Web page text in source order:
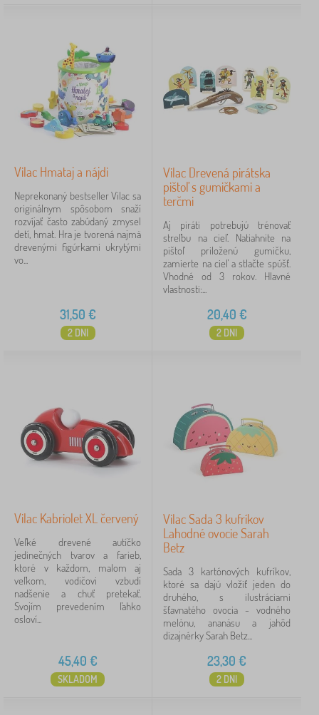
ADEKO®
PASTELOWE LOVE®
9
VYLEN
6
viac >
FILTROVANIE
Vilac Hmataj a nájdi
Neprekonaný bestseller Vilac sa
originálnym spôsobom snaží
rozvíjať často zabúdaný zmysel
detí, hmat. Hra je tvorená najmä
drevenými figúrkami ukrytými
vo...
31,50 €
2 DNI
Vilac Drevená pirátska
pištoľ s gumičkami a
terčmi
Aj piráti potrebujú trénovať
streľbu na cieľ. Natiahnite na
pištoľ priloženú gumičku,
zamierte na cieľ a stlačte spúšť.
Vhodné od 3 rokov. Hlavné
vlastnosti:...
20,40 €
2 DNI
Vilac Kabriolet XL červený
Veľké drevené autíčko
jedinečných tvarov a farieb,
ktoré v každom, malom aj
veľkom, vodičovi vzbudí
nadšenie a chuť pretekať.
Svojím prevedením ľahko
osloví...
45,40 €
SKLADOM
Vilac Sada 3 kufríkov
Lahodné ovocie Sarah
Betz
Sada 3 kartónových kufríkov,
ktoré sa dajú vložiť jeden do
druhého, s ilustráciami
šťavnatého ovocia - vodného
melónu, ananásu a jahôd
dizajnérky Sarah Betz...
23,30 €
2 DNI